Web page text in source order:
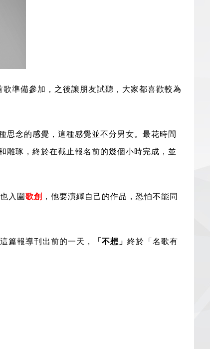
準備參加，之後讓朋友試聽，大家都喜歡較為
思念的感覺，這種感覺並不分男女。最花時間
雕琢，終於在截止報名前的幾個小時完成，並
入圍歌創 ，他要演繹自己的作品，恐怕不能同
篇報導刊出前的一天， 「不想」 終於「名歌有